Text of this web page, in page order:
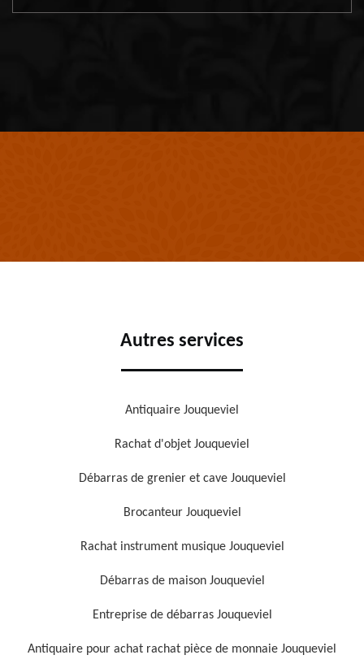
Autres services
Antiquaire Jouqueviel
Rachat d'objet Jouqueviel
Débarras de grenier et cave Jouqueviel
Brocanteur Jouqueviel
Rachat instrument musique Jouqueviel
Débarras de maison Jouqueviel
Entreprise de débarras Jouqueviel
Antiquaire pour achat rachat pièce de monnaie Jouqueviel